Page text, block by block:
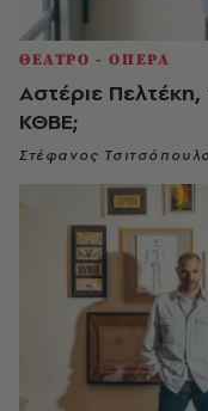
ΘΕΑΤΡΟ - ΟΠΕΡΑ
Αστέριε
ΚΘΒΕ;
Στέφανος